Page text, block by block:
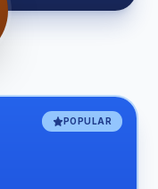
POPULAR